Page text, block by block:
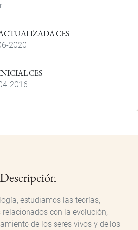
CES
2020
CES
2016
Descripción
estudiamos las teorías,
con la evolución,
de los seres vivos y de los